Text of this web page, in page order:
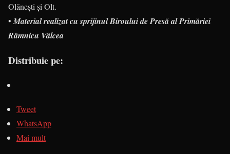
Olăneşti şi Olt.
• Material realizat cu sprijinul Biroului de Presă al Primăriei
Râmnicu Vâlcea
Distribuie pe:
Tweet
WhatsApp
Mai mult